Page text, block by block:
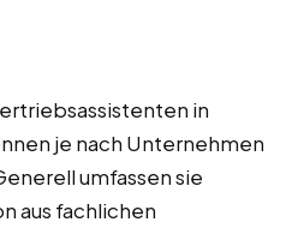
in
je nach Unternehmen
umfassen sie
aus fachlichen